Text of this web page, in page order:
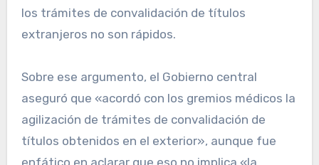
los trámites de convalidación de títulos
extranjeros no son rápidos.
Sobre ese argumento, el Gobierno central
aseguró que «acordó con los gremios médicos la
agilización de trámites de convalidación de
títulos obtenidos en el exterior», aunque fue